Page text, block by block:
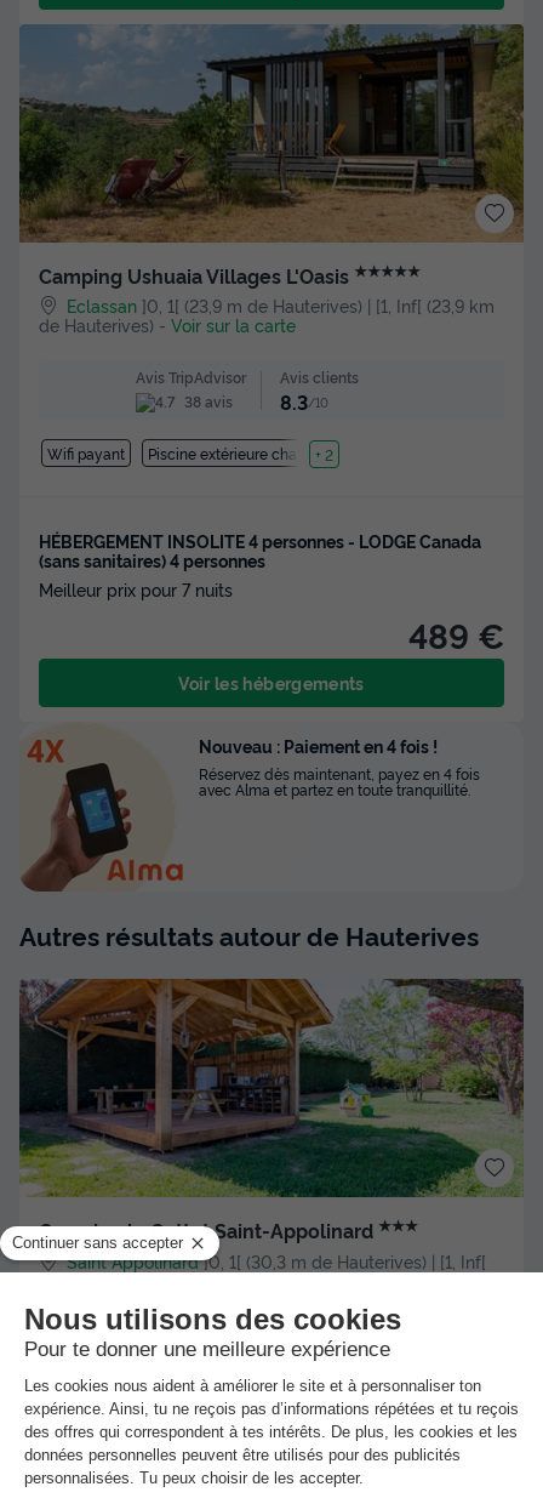
Camping Ushuaia Villages L'Oasis ★★★★★
Eclassan ]0, 1[ (23,9 m de Hauterives) | [1, Inf[ (23,9 km
de Hauterives) - Voir sur la carte
Avis TripAdvisor
38 avis
Avis clients
8.3/10
Wifi payant Piscine extérieure chauffée
+ 2
HÉBERGEMENT INSOLITE 4 personnes - LODGE Canada
(sans sanitaires) 4 personnes
Meilleur prix pour 7 nuits
489 €
Voir les hébergements
Autres résultats autour de Hauterives
Camping le Cottet Saint-Appolinard ★★★
Saint Appolinard ]0, 1[ (30,3 m de Hauterives) | [1, Inf[
(30,3 km de Hauterives)-Voir sur la carte
Piscine extérieure chauffée
TENTE 4 personnes - Tente équipée - 2 chambres
Meilleur prix pour 7 nuits
Nouveau : Paiement en 4 fois !
Réservez dès maintenant, payez en 4 fois
avec Alma et partez en toute tranquillité.